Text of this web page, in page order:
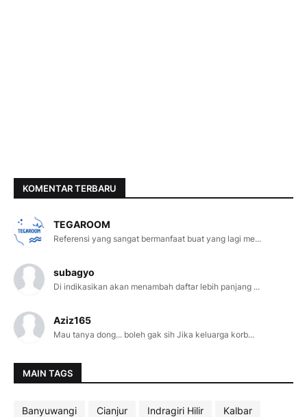
KOMENTAR TERBARU
TEGAROOM
Referensi yang sangat bermanfaat buat yang lagi me...
subagyo
Di indikasikan akan menambah daftar lebih panjang ...
Aziz165
Mau tanya dong... boleh gak sih Jika keluarga korb...
MAIN TAGS
Banyuwangi Cianjur Indragiri Hilir
Kalbar